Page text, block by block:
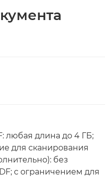
любая длина до 4 ГБ;
для сканирования
без
с ограничением для